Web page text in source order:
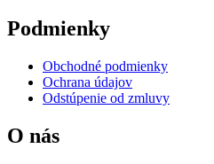
Podmienky
Obchodné podmienky
Ochrana údajov
Odstúpenie od zmluvy
O nás